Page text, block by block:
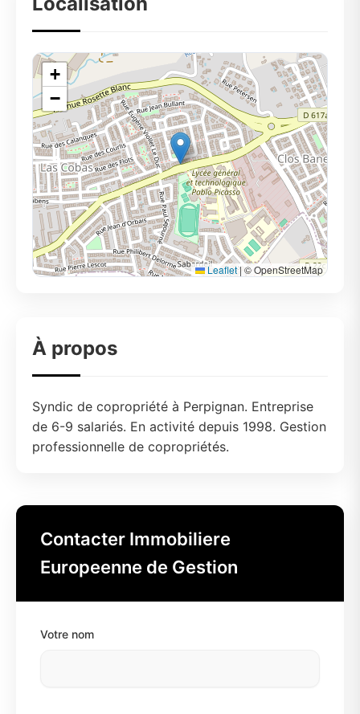
+
−
Leaflet| © OpenStreetMap
À propos
Syndic de copropriété à Perpignan. Entreprise
de 6-9 salariés. En activité depuis 1998. Gestion
professionnelle de copropriétés.
Contacter Immobiliere
Europeenne de Gestion
Votre nom